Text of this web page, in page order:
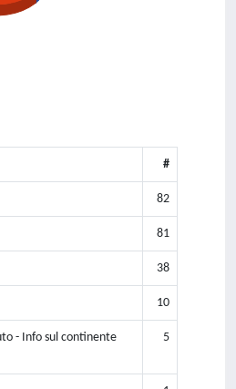
#
82
81
38
10
- Info sul continente
5